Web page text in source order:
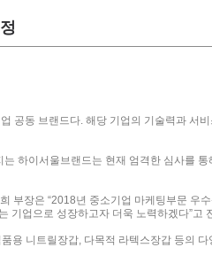
공동 브랜드다. 해당 기업의 기술력과 서비
하이서울브랜드는 현재 엄격한 심사를
부장은 “2018년 중소기업 마케팅부문 우
기업으로 성장하고자 더욱 노력하겠다”고
용 니트릴장갑, 다목적 라텍스장갑 등의